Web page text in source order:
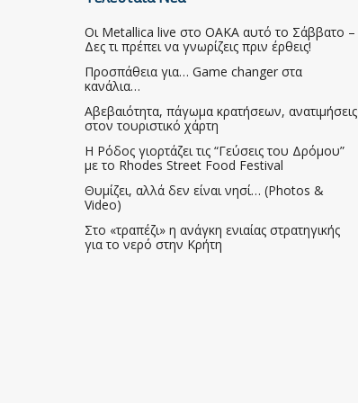
Οι Metallica live στο ΟΑΚΑ αυτό το Σάββατο –
Δες τι πρέπει να γνωρίζεις πριν έρθεις!
Προσπάθεια για… Game changer στα
κανάλια…
Αβεβαιότητα, πάγωμα κρατήσεων, ανατιμήσεις
στον τουριστικό χάρτη
Η Ρόδος γιορτάζει τις “Γεύσεις του Δρόμου”
με το Rhodes Street Food Festival
Θυμίζει, αλλά δεν είναι νησί… (Photos &
Video)
Στο «τραπέζι» η ανάγκη ενιαίας στρατηγικής
για το νερό στην Κρήτη